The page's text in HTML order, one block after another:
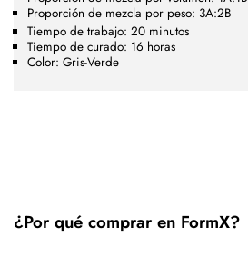
Proporción de mezcla por peso: 3A:2B
Tiempo de trabajo: 20 minutos
Tiempo de curado: 16 horas
Color: Gris-Verde
¿Por qué comprar en FormX?